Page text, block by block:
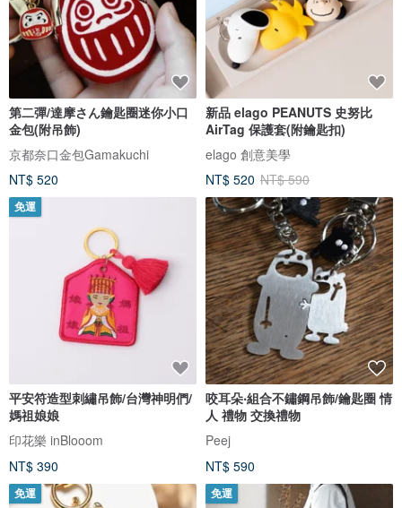
第二彈/達摩さん鑰匙圈迷你小口
金包(附吊飾)
京都奈口金包Gamakuchi
NT$ 520
新品 elago PEANUTS 史努比
AirTag 保護套(附鑰匙扣)
elago 創意美學
NT$ 520 NT$ 590
免運
平安符造型刺繡吊飾/台灣神明們/
媽祖娘娘
印花樂 inBlooom
NT$ 390
咬耳朵‧組合不鏽鋼吊飾/鑰匙圈 情
人 禮物 交換禮物
Peej
NT$ 590
免運 免運